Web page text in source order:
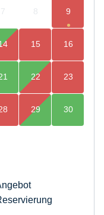
7 8 9
15 16
22 23
29 30